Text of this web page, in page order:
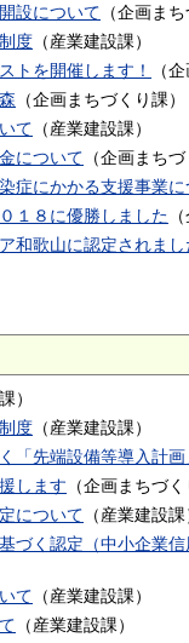
設について （企画ま
度 （産業建設課）
トを開催します！
（企
（企画まちづくり課）
て （産業建設課）
について （企画まちづ
症にかかる支援事業に
１８に優勝しました （
和歌山に認定されまし
）
度 （産業建設課）
「先端設備等導入計
します （企画まちづく
について （産業建設課
づく認定（中小企業
て （産業建設課）
（産業建設課）